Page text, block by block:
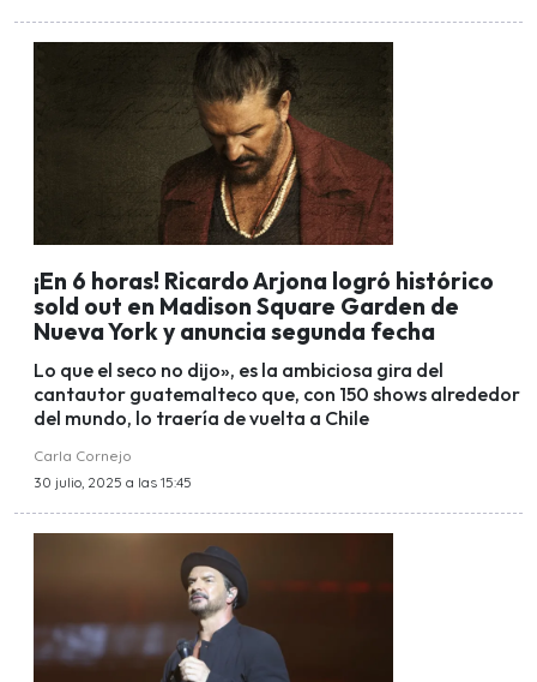
¡En 6 horas! Ricardo Arjona logró histórico
sold out en Madison Square Garden de
Nueva York y anuncia segunda fecha
Lo que el seco no dijo», es la ambiciosa gira del
cantautor guatemalteco que, con 150 shows alrededor
del mundo, lo traería de vuelta a Chile
Carla Cornejo
30 julio, 2025 a las 15:45